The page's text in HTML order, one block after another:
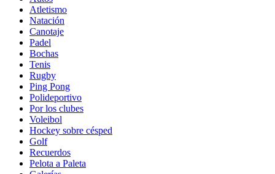
Atletismo
Natación
Canotaje
Padel
Bochas
Tenis
Rugby
Ping Pong
Polideportivo
Por los clubes
Voleibol
Hockey sobre césped
Golf
Recuerdos
Pelota a Paleta